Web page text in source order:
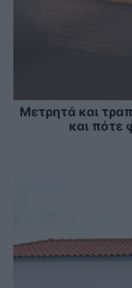
Μετρητά και
και πότε